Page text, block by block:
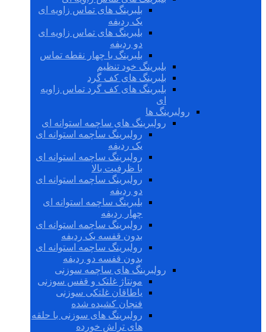
بلبرینگ های تماس زاویه ای
یک ردیفه
بلبرینگ های تماس زاویه ای
دو ردیفه
بلبرینگ با چهار نقطه تماس
بلبرینگ خود تنظیم
بلبرینگ های کف گرد
بلبرینگ های کف گرد تماس زاویه
ای
رولبرینگ ها
رولبرینگ های ساچمه استوانه ای
رولبرینگ ساچمه استوانه ای
یک ردیفه
رولبرینگ ساچمه استوانه ای
با ظرفیت بالا
رولبرینگ ساچمه استوانه ای
دو ردیفه
بلبرینگ ساچمه استوانه ای
چهار ردیفه
رولبرینگ ساچمه استوانه ای
بدون قفسه یک ردیفه
رولبرینگ ساچمه استوانه ای
بدون قفسه دو ردیفه
رولبرینگ های ساچمه سوزنی
مونتاژ غلتک و قفس سوزنی
یاطاقان غلتکی سوزنی
فنجان کشیده شده
رولبرینگ های سوزنی با حلقه
های تراش خورده